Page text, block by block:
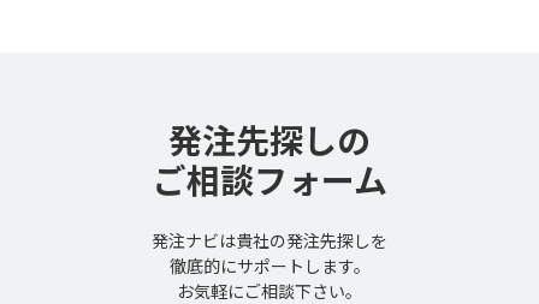
発注先探しの
ご相談フォーム
発注ナビは貴社の発注先探しを
徹底的にサポートします。
お気軽にご相談下さい。